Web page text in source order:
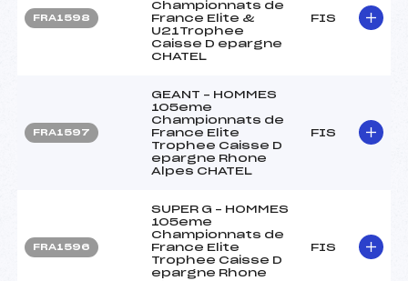
FRA1598
Championnats de
France Elite &
U21Trophee
Caisse D epargne
CHATEL
FIS
FRA1597
GEANT – HOMMES
105eme
Championnats de
France Elite
Trophee Caisse D
epargne Rhone
Alpes CHATEL
FIS
FRA1596
SUPER G – HOMMES
105eme
Championnats de
France Elite
Trophee Caisse D
epargne Rhone
FIS